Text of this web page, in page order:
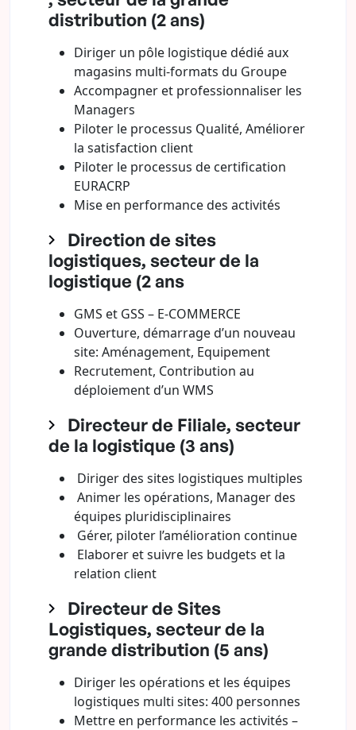
distribution (2 ans)
Diriger un pôle logistique dédié aux
magasins multi-formats du Groupe
Accompagner et professionnaliser les
Managers
Piloter le processus Qualité, Améliorer
la satisfaction client
Piloter le processus de certification
EURACRP
Mise en performance des activités
Direction de sites
logistiques, secteur de la
logistique (2 ans
GMS et GSS – E-COMMERCE
Ouverture, démarrage d’un nouveau
site: Aménagement, Equipement
Recrutement, Contribution au
déploiement d’un WMS
Directeur de Filiale, secteur
de la logistique (3 ans)
Diriger des sites logistiques multiples
Animer les opérations, Manager des
équipes pluridisciplinaires
Gérer, piloter l’amélioration continue
Elaborer et suivre les budgets et la
relation client
Directeur de Sites
Logistiques, secteur de la
grande distribution (5 ans)
Diriger les opérations et les équipes
logistiques multi sites: 400 personnes
Mettre en performance les activités –